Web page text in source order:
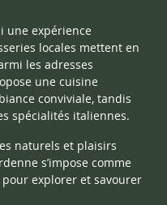
une expérience
locales mettent en
les adresses
une cuisine
conviviale, tandis
spécialités italiennes.
naturels et plaisirs
s’impose comme
explorer et savourer